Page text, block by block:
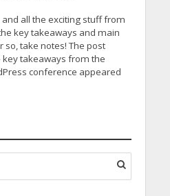
and all the exciting stuff from
key takeaways and main
take notes! The post
key takeaways from the
conference appeared